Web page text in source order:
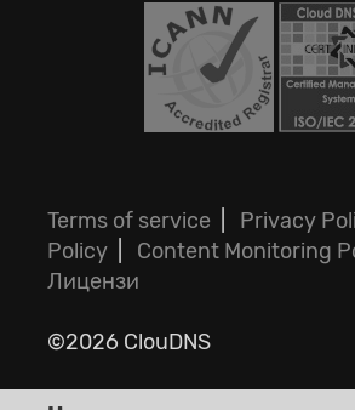
Terms of service Privacy
Policy
Content Monitoring
Лицензи
©2026 ClouDNS